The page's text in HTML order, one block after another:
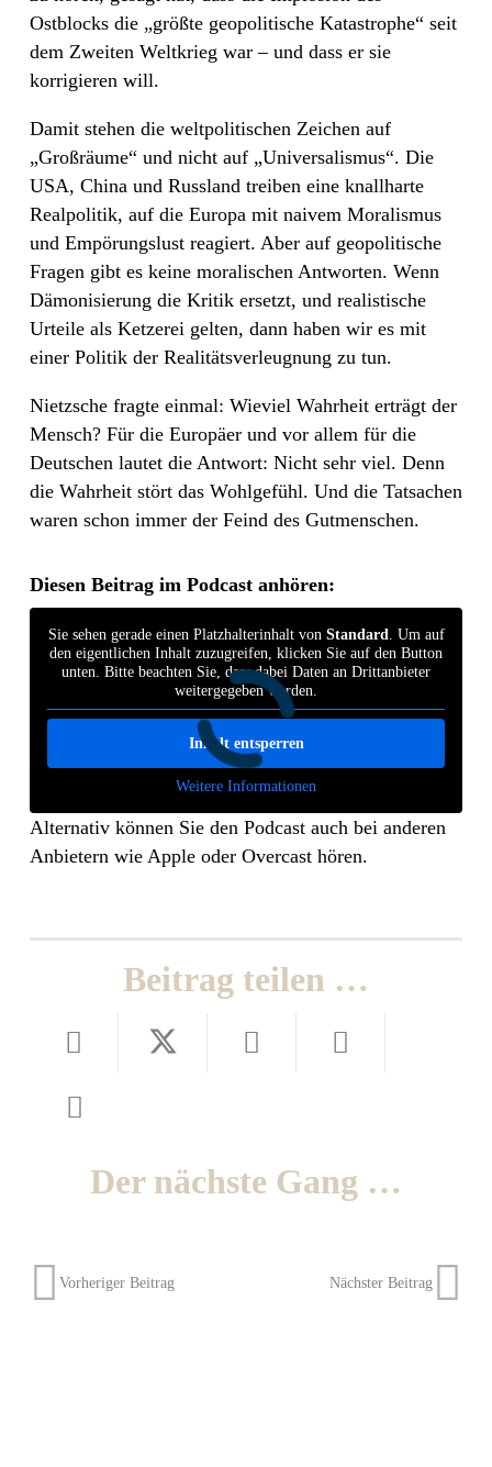
Ostblocks die „größte geopolitische Katastrophe“ seit
dem Zweiten Weltkrieg war – und dass er sie
korrigieren will.
Damit stehen die weltpolitischen Zeichen auf
„Großräume“ und nicht auf „Universalismus“. Die
USA, China und Russland treiben eine knallharte
Realpolitik, auf die Europa mit naivem Moralismus
und Empörungslust reagiert. Aber auf geopolitische
Fragen gibt es keine moralischen Antworten. Wenn
Dämonisierung die Kritik ersetzt, und realistische
Urteile als Ketzerei gelten, dann haben wir es mit
einer Politik der Realitätsverleugnung zu tun.
Nietzsche fragte einmal: Wieviel Wahrheit erträgt der
Mensch? Für die Europäer und vor allem für die
Deutschen lautet die Antwort: Nicht sehr viel. Denn
die Wahrheit stört das Wohlgefühl. Und die Tatsachen
waren schon immer der Feind des Gutmenschen.
Diesen Beitrag im Podcast anhören:
Sie sehen gerade einen Platzhalterinhalt von Standard. Um auf
den eigentlichen Inhalt zuzugreifen, klicken Sie auf den Button
unten. Bitte beachten Sie, dass dabei Daten an Drittanbieter
weitergegeben werden.
Inhalt entsperren
Weitere Informationen
Alternativ können Sie den Podcast auch bei anderen
Anbietern wie Apple oder Overcast hören.
Beitrag teilen …
Der nächste Gang …
Vorheriger Beitrag Nächster Beitrag